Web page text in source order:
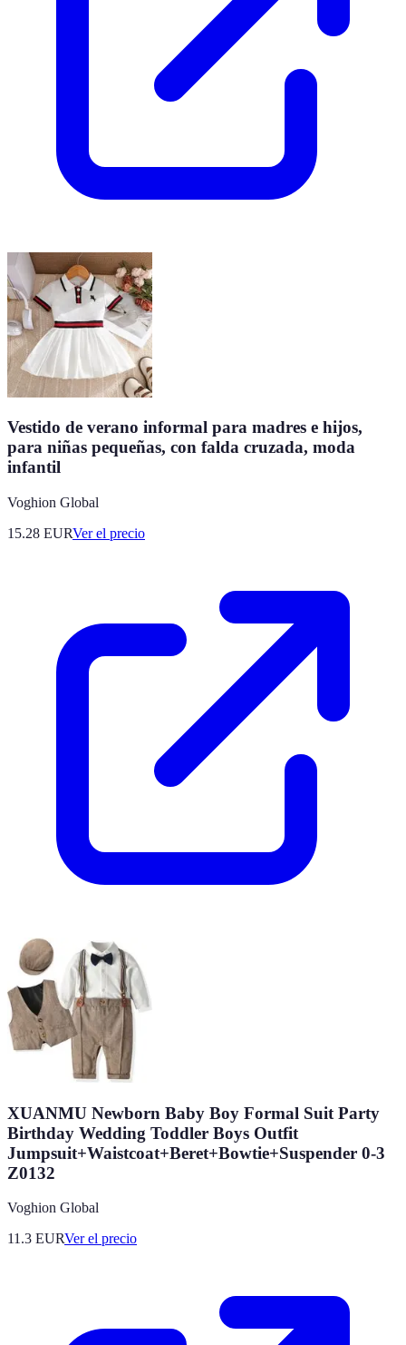
Vestido de verano informal para madres e hijos,
para niñas pequeñas, con falda cruzada, moda
infantil
Voghion Global
15.28 EURVer el precio
XUANMU Newborn Baby Boy Formal Suit Party
Birthday Wedding Toddler Boys Outfit
Jumpsuit+Waistcoat+Beret+Bowtie+Suspender 0-3
Z0132
Voghion Global
11.3 EURVer el precio